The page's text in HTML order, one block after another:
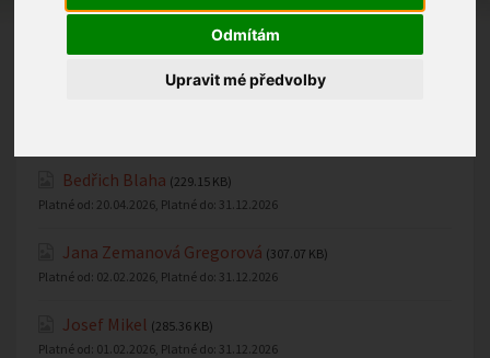
Odmítám
Upravit mé předvolby
Bedřich Blaha (229.15 KB)
Platné od: 20.04.2026 , Platné do: 31.12.2026
Jana Zemanová Gregorová (307.07 KB)
Platné od: 02.02.2026 , Platné do: 31.12.2026
Josef Mikel (285.36 KB)
Platné od: 01.02.2026 , Platné do: 31.12.2026